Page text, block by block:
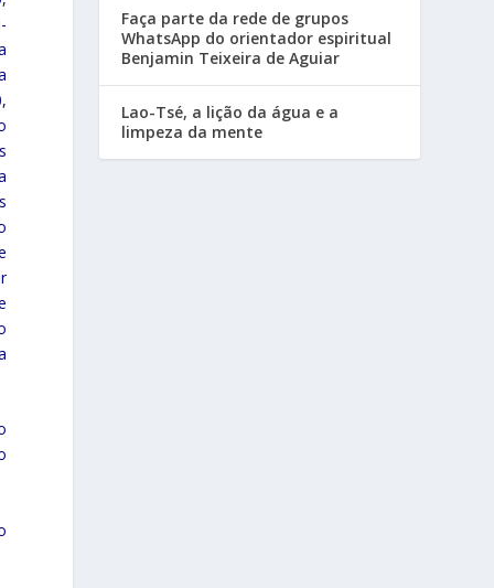
Faça parte da rede de grupos
WhatsApp do orientador espiritual
Benjamin Teixeira de Aguiar
Lao-Tsé, a lição da água e a
limpeza da mente